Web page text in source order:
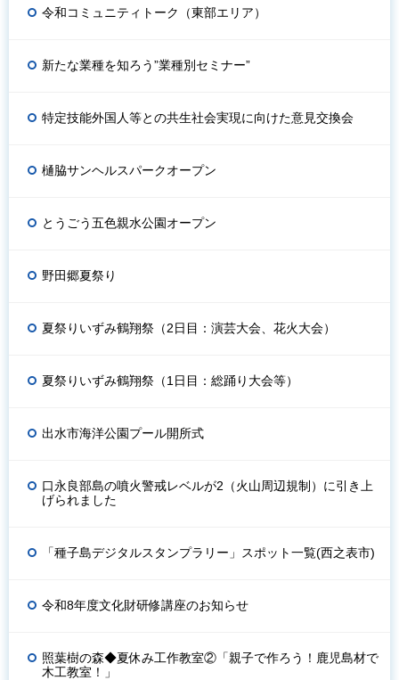
令和コミュニティトーク（東部エリア）
新たな業種を知ろう”業種別セミナー”
特定技能外国人等との共生社会実現に向けた意見交換会
樋脇サンヘルスパークオープン
とうごう五色親水公園オープン
野田郷夏祭り
夏祭りいずみ鶴翔祭（2日目：演芸大会、花火大会）
夏祭りいずみ鶴翔祭（1日目：総踊り大会等）
出水市海洋公園プール開所式
口永良部島の噴火警戒レベルが2（火山周辺規制）に引き上
げられました
「種子島デジタルスタンプラリー」スポット一覧(西之表市)
令和8年度文化財研修講座のお知らせ
照葉樹の森◆夏休み工作教室②「親子で作ろう！鹿児島材で
木工教室！」